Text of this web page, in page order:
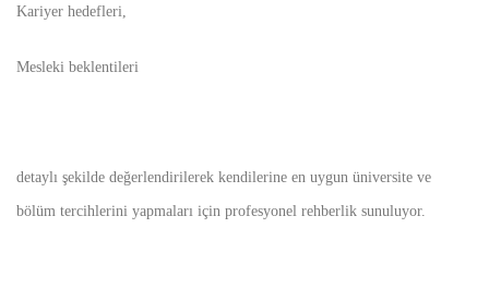
Kariyer hedefleri,
Mesleki beklentileri
detaylı şekilde değerlendirilerek kendilerine en uygun üniversite ve
bölüm tercihlerini yapmaları için profesyonel rehberlik sunuluyor.